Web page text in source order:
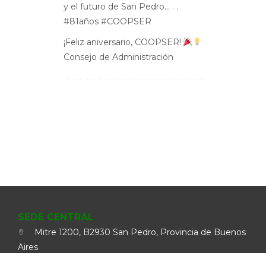
y el futuro de San Pedro… . .
#81años #COOPSER
¡Feliz aniversario, COOPSER!
Consejo de Administración
SEDE CENTRAL
Mitre 1200, B2930 San Pedro, Provincia de Buenos
Aires